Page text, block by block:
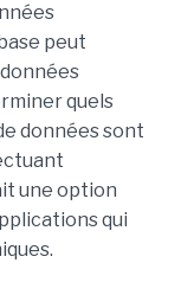
peut
quels
données sont
une option
qui